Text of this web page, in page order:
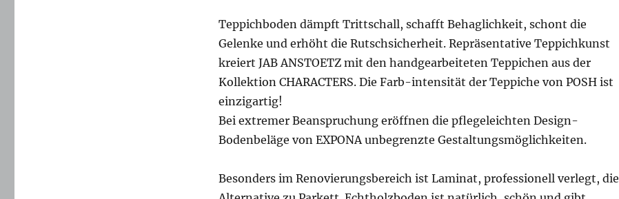
Teppichboden dämpft Trittschall, schafft Behaglichkeit, schont die
Gelenke und erhöht die Rutschsicherheit. Repräsentative Teppichkunst
kreiert JAB ANSTOETZ mit den handgearbeiteten Teppichen aus der
Kollektion CHARACTERS. Die Farb-intensität der Teppiche von POSH ist
einzigartig!
Bei extremer Beanspruchung eröffnen die pflegeleichten Design-
Bodenbeläge von EXPONA unbegrenzte Gestaltungsmöglichkeiten.
Besonders im Renovierungsbereich ist Laminat, professionell verlegt, die